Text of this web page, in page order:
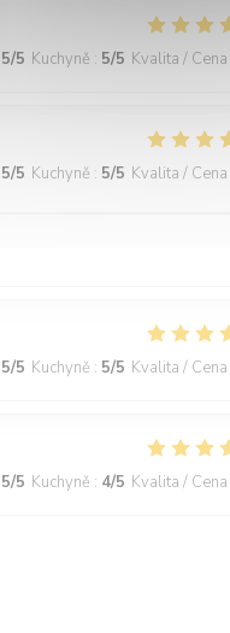
5/5 Kuchyně : 5/5 Kvalita / Cena
5/5 Kuchyně : 5/5 Kvalita / Cena
5/5 Kuchyně : 5/5 Kvalita / Cena
5/5 Kuchyně : 4/5 Kvalita / Cena